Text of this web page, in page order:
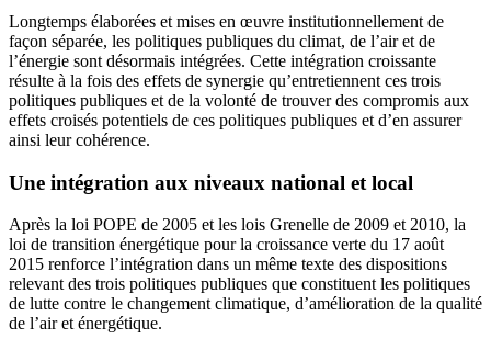
Longtemps élaborées et mises en œuvre institutionnellement de
façon séparée, les politiques publiques du climat, de l’air et de
l’énergie sont désormais intégrées. Cette intégration croissante
résulte à la fois des effets de synergie qu’entretiennent ces trois
politiques publiques et de la volonté de trouver des compromis aux
effets croisés potentiels de ces politiques publiques et d’en assurer
ainsi leur cohérence.
Une intégration aux niveaux national et local
Après la loi POPE de 2005 et les lois Grenelle de 2009 et 2010, la
loi de transition énergétique pour la croissance verte du 17 août
2015 renforce l’intégration dans un même texte des dispositions
relevant des trois politiques publiques que constituent les politiques
de lutte contre le changement climatique, d’amélioration de la qualité
de l’air et énergétique.